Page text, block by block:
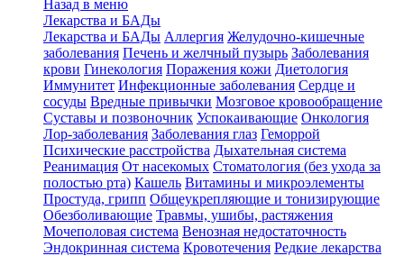
Назад в меню
Лекарства и БАДы
Лекарства и БАДы Аллергия Желудочно-кишечные
заболевания Печень и желчный пузырь Заболевания
крови Гинекология Поражения кожи Диетология
Иммунитет Инфекционные заболевания Сердце и
сосуды Вредные привычки Мозговое кровообращение
Суставы и позвоночник Успокаивающие Онкология
Лор-заболевания Заболевания глаз Геморрой
Психические расстройства Дыхательная система
Реанимация От насекомых Стоматология (без ухода за
полостью рта) Кашель Витамины и микроэлементы
Простуда, грипп Общеукрепляющие и тонизирующие
Обезболивающие Травмы, ушибы, растяжения
Мочеполовая система Венозная недостаточность
Эндокринная система Кровотечения Редкие лекарства